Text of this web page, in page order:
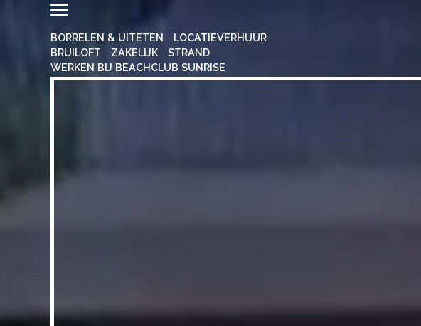
BORRELEN & UITETEN
LOCATIEVERHUUR
BRUILOFT
ZAKELIJK
STRAND
WERKEN BIJ BEACHCLUB SUNRISE